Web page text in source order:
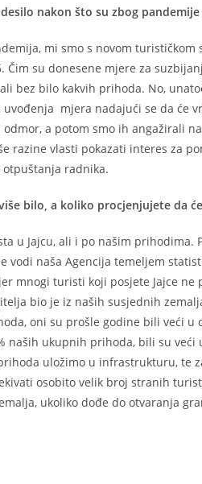
nakon što su zbog
mi smo s novom
su donesene mjere za
bez bilo kakvih prihoda. No,
mjera nadajući se da će
a potom smo ih angažirali
razine vlasti pokazati interes za
otpuštanja radnika.
bilo, a koliko procjenjujete da
u Jajcu, ali i po našim prihodima.
vodi naša Agencija temeljem
mnogi turisti koji posjete Jajce
bio je iz naših susjednih
oni su prošle godine bili veći u
naših ukupnih prihoda, bili su veći
uložimo u infrastrukturu, te
osobito velik broj stranih
ukoliko dođe do otvaranja